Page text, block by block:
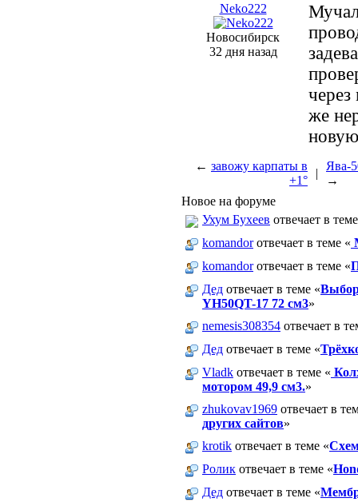
Neko222
Новосибирск
32 дня назад
через
же
← завожу карпаты в
+1°
|
Ява-
→
Новое на форуме
Ухум Бухеев отвечает в
komandorотвечает в теме «
komandorотвечает в теме «
Дед отвечает в теме «Выбор
YH50QT-17 72 см3»
nemesis308354 отвечает в
Дед отвечает в теме «
Vladk отвечает в теме «
мотором 49,9 см3.»
zhukovav1969 отвечает в
других сайтов»
krotik отвечает в теме «
Ролик отвечает в теме «
Дед отвечает в теме «